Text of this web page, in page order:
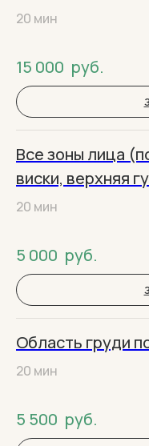
20 мин
15 000 руб.
Все зоны лица
виски, верхняя
20 мин
5 000 руб.
Область груди
20 мин
5 500 руб.